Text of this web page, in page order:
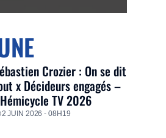
Crozier : On se dit
x Décideurs engagés –
TV 2026
2 JUIN 2026 - 08H19